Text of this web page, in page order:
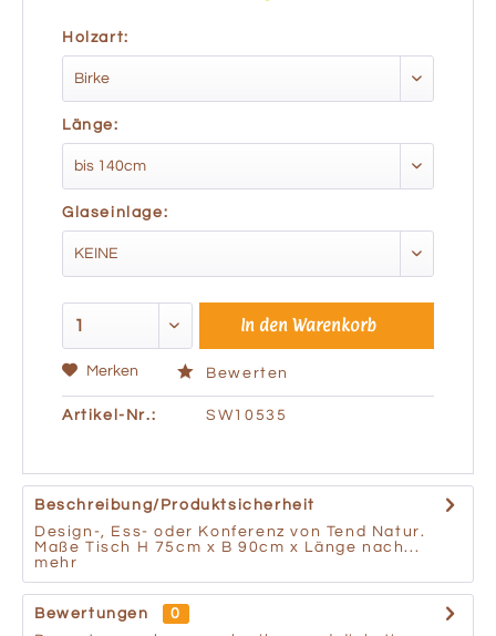
Holzart:
Länge:
Glaseinlage:
In den Warenkorb
Merken Bewerten
Artikel-Nr.: SW10535
Beschreibung/Produktsicherheit
Design-, Ess- oder Konferenz von Tend Natur.
Maße Tisch H 75cm x B 90cm x Länge nach...
mehr
Bewertungen
0